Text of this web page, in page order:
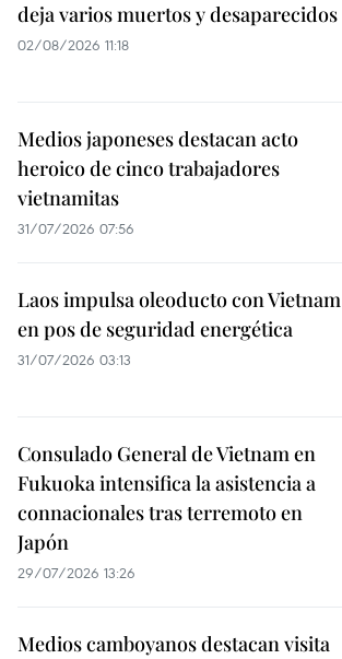
deja varios muertos y desaparecidos
02/08/2026 11:18
Medios japoneses destacan acto
heroico de cinco trabajadores
vietnamitas
31/07/2026 07:56
Laos impulsa oleoducto con Vietnam
en pos de seguridad energética
31/07/2026 03:13
Consulado General de Vietnam en
Fukuoka intensifica la asistencia a
connacionales tras terremoto en
Japón
29/07/2026 13:26
Medios camboyanos destacan visita